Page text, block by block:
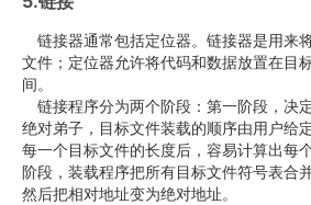
链接器通常包括定位器。链接器是用来
文件；定位器允许将代码和数据放置在目
间。
链接程序分为两个阶段：第一阶段，决
绝对弟子，目标文件装载的顺序由用户给
每一个目标文件的长度后，容易计算出每
阶段，装载程序把所有目标文件符号表合
然后把相对地址变为绝对地址。